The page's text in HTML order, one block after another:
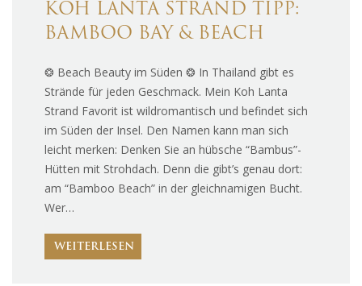
KOH LANTA STRAND TIPP:
BAMBOO BAY & BEACH
❂ Beach Beauty im Süden ❂ In Thailand gibt es
Strände für jeden Geschmack. Mein Koh Lanta
Strand Favorit ist wildromantisch und befindet sich
im Süden der Insel. Den Namen kann man sich
leicht merken: Denken Sie an hübsche “Bambus”-
Hütten mit Strohdach. Denn die gibt’s genau dort:
am “Bamboo Beach” in der gleichnamigen Bucht.
Wer…
WEITERLESEN